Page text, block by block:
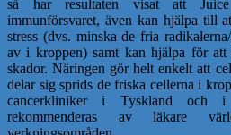
så har resultaten visat att
immunförsvaret, även kan hjälpa till
stress (dvs. minska de fria
av i kroppen) samt kan hjälpa för
skador. Näringen gör helt enkelt att
delar sig sprids de friska cellerna i
cancerkliniker i Tyskland och i
rekommenderas av läkare